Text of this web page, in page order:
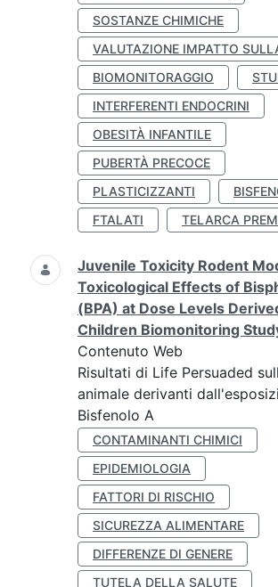
SOSTANZE CHIMICHE
VALUTAZIONE IMPATTO
BIOMONITORAGGIO
INTERFERENTI ENDOCRINI
OBESITÀ INFANTILE
PUBERTÀ PRECOCE
PLASTICIZZANTI
FTALATI
TELARCA
Juvenile Toxicity Rodent
Toxicological Effects of
(BPA) at Dose Levels
Children Biomonitoring
Contenuto Web
Risultati di Life Persuaded
animale derivanti
Bisfenolo A
CONTAMINANTI CHIMICI
EPIDEMIOLOGIA
FATTORI DI RISCHIO
SICUREZZA ALIMENTARE
DIFFERENZE DI GENERE
TUTELA DELLA SALUTE